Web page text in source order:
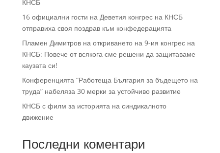
КНСБ
16 официални гости на Деветия конгрес на КНСБ
отправиха своя поздрав към конфедерацията
Пламен Димитров на откриването на 9-ия конгрес на
КНСБ: Повече от всякога сме решени да защитаваме
каузата си!
Конференцията “Работеща България за бъдещето на
труда” набеляза 30 мерки за устойчиво развитие
КНСБ с филм за историята на синдикалното
движение
Последни коментари